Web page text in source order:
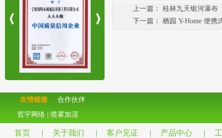
上一篇： 桂林九天银河瀑布
下一篇： 栖园 Y-Home 便携
友情链接
合作伙伴
哲宇网络
喷雾加湿
首页 | 关于我们 | 客户见证 | 产品中心 |